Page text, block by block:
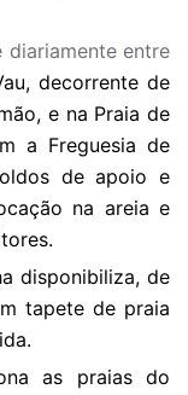
diariamente entre
decorrente de
e na Praia de
a Freguesia de
de apoio e
na areia e
disponibiliza, de
tapete de praia
as praias do